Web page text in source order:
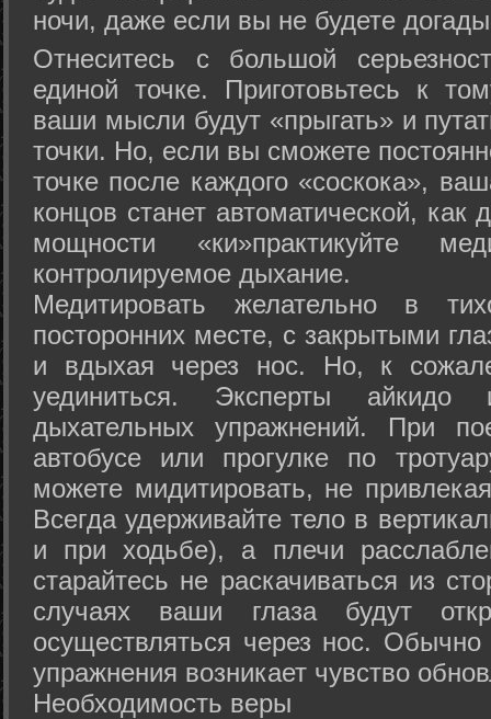
ночи, даже если вы не будете
Отнеситесь с большой
единой точке. Приготовьтесь к
ваши мысли будут «прыгать» и
точки. Но, если вы сможете
точке после каждого «соскока»,
концов станет автоматической,
мощности «ки»практикуйте
контролируемое дыхание.
Медитировать желательно в
посторонних месте, с закрытыми
и вдыхая через нос. Но, к
уединиться. Эксперты айкидо
дыхательных упражнений. При
автобусе или прогулке по
можете мидитировать, не
Всегда удерживайте тело в
и при ходьбе), а плечи
старайтесь не раскачиваться из
случаях ваши глаза будут
осуществляться через нос. Обычно
упражнения возникает чувство
Необходимость веры